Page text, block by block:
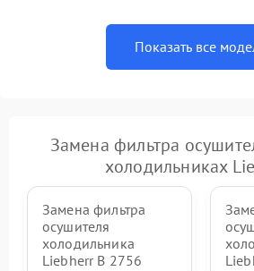
Показать все
Замена фильтра
холодильниках
Замена фильтра
осушителя
холодильника
Liebherr B 2756